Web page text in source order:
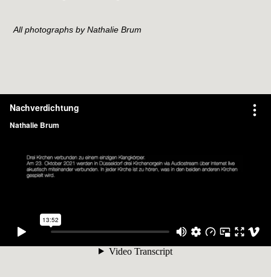
All photographs by Nathalie Brum